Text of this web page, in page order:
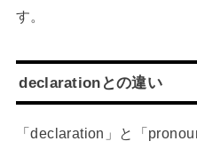
す。
declarationとの違い
「declaration」と「